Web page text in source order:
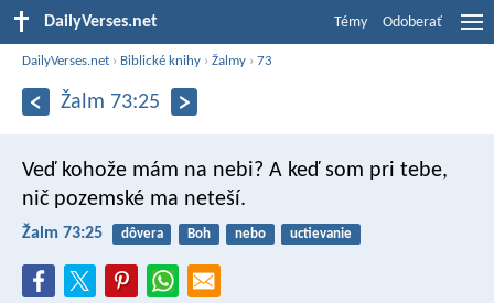
DailyVerses.net Témy Odoberať
DailyVerses.net › Biblické knihy ›Žalmy ›73
Žalm 73:25
Veď kohože mám na nebi? A keď som pri tebe,
nič pozemské ma neteší.
Žalm 73:25 dôvera Boh nebo uctievanie